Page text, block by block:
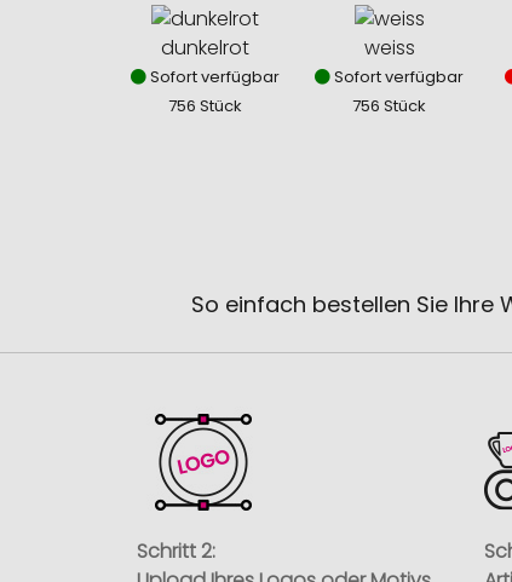
dunkelrot
Sofort verfügbar
756 Stück
weiss
Sofort verfügbar
756 Stück
So einfach bestellen Sie Ihre
Schritt 2: